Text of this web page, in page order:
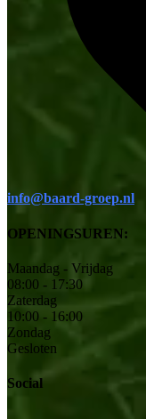
info@baard-groep.nl
OPENINGSUREN:
Maandag - Vrijdag
08:00 - 17:30
Zaterdag
10:00 - 16:00
Zondag
Gesloten
Social